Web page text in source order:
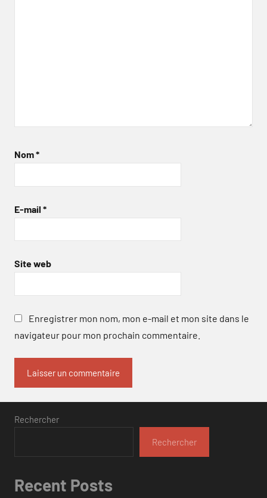
Nom*
E-mail *
Site web
Enregistrer mon nom, mon e-mail et mon site dans le
navigateur pour mon prochain commentaire.
Rechercher
Rechercher
Recent Posts